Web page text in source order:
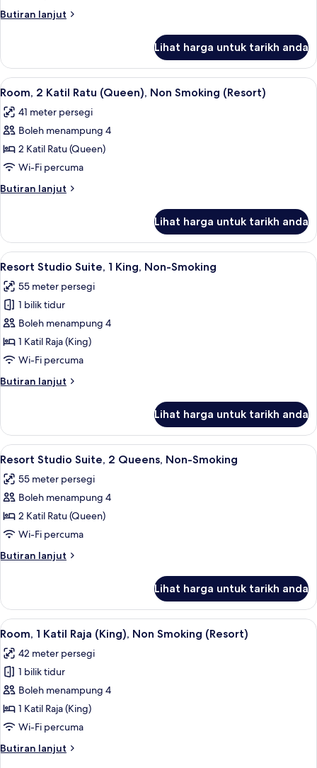
(King),
(Resort)
Butiran lanjut
Butiran
1
Katil
Raja
Non
Smoking
Lihat harga untuk tarikh anda
Lihat
semua
foto
untuk
Room,
2
Katil
Ratu
Non
Smoking
(Resort)
Tilam berlapik, peti besi dalam bilik,
4
Room, 2 Katil Ratu (Queen), Non Smoking (Resort)
41 meter persegi
Boleh menampung 4
2 Katil Ratu (Queen)
Wi-Fi percuma
Butiran lanjut
Butiran
2
Katil
Ratu
Non
Smoking
(Resort)
Lihat harga untuk tarikh anda
Lihat
semua
foto
untuk
Resort
Studio
Suite,
King,
Tilam berlapik, peti besi dalam bilik,
5
Resort Studio Suite, 1 King, Non-Smoking
55 meter persegi
1 bilik tidur
Boleh menampung 4
1 Katil Raja (King)
Wi-Fi percuma
Butiran lanjut
Butiran
Studio
Suite,
1
Non-
Smoking
Lihat harga untuk tarikh anda
Lihat
semua
foto
untuk
Resort
Studio
Suite,
2
Non-
Smoking
Tilam berlapik, peti besi dalam bilik,
5
Resort Studio Suite, 2 Queens, Non-Smoking
55 meter persegi
Boleh menampung 4
2 Katil Ratu (Queen)
Wi-Fi percuma
Butiran lanjut
Butiran
Studio
Suite,
2
Non-
Smoking
Lihat harga untuk tarikh anda
Lihat
semua
foto
untuk
Room,
1
Katil
(King),
Tilam berlapik, peti besi dalam bilik,
5
Room, 1 Katil Raja (King), Non Smoking (Resort)
42 meter persegi
1 bilik tidur
Boleh menampung 4
1 Katil Raja (King)
Wi-Fi percuma
Butiran lanjut
Butiran